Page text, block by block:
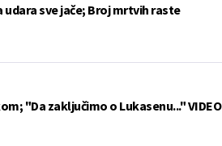
udara sve jače; Broj mrtvih raste
"Da zaključimo o Lukasenu..." VIDEO